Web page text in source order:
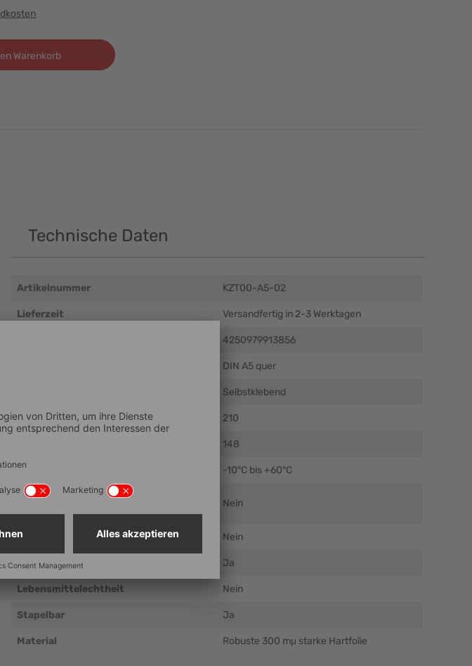
Warenkorb
Technische Daten
Artikelnummer KZT00-A5-02
Lieferzeit Versandfertig in 2-3 Werktagen
4250979913856
DIN A5 quer
Selbstklebend
Breite (Außenmaß, mm ± 5 mm) 210
148
Temperaturbeständigkeit in °C -10°C bis +60°C
Verwendung mit unseren
Nein
Elektrische Leitfähigkeit Nein
Platzsparend aufbewahrbar Ja
Lebensmittelechtheit Nein
Stapelbar Ja
Material Robuste 300 mμ starke Hartfolie